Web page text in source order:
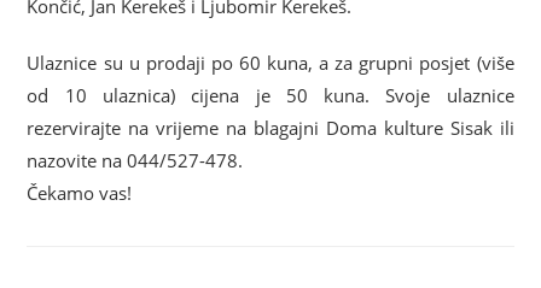
Končić, Jan Kerekeš i Ljubomir Kerekeš.
Ulaznice su u prodaji po 60 kuna, a za grupni posjet (više
od 10 ulaznica) cijena je 50 kuna. Svoje ulaznice
rezervirajte na vrijeme na blagajni Doma kulture Sisak ili
nazovite na 044/527-478.
Čekamo vas!